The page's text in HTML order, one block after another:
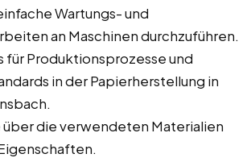
Wartungs- und
an Maschinen durchzuführen.
für Produktionsprozesse und
in der Papierherstellung in
über die verwendeten Materialien